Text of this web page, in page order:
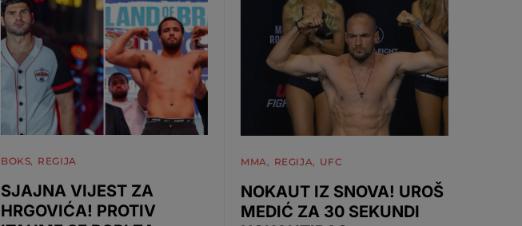
BOKS REGIJA
SJAJNA VIJEST ZA
HRGOVIĆA! PROTIV
MMA REGIJA UFC
NOKAUT IZ SNOVA! UROŠ
MEDIĆ ZA 30 SEKUNDI